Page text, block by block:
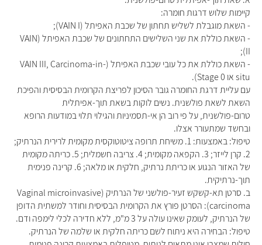
קיימות שלוש דרגות חומרה:
- השאת מוגבלת לשליש תחתון של שכבת האפיתל (VAIN I);
- השאת כוללת את שני השלישים התחתונים של שכבת האפיתל (VAIN
II);
- השאת כוללת את כל עובי שכבת האפיתל (VAIN III, Carcinoma-in-
situ או Stage 0).
עם עליית דרגת החומרה גובר הסיכון לפריצת הקרומית הבסיסית והפיכת
השאת לשאת פולשנית. נשים לוקות בשאת תוך-אפיתלית
טרום-פולשנית, על פי רוב הן אי-תסמיניות והגילוי תלוי במודעות הרופא
ובחשד שמתעורר אצלו.
טיפול: באמצעות: 1. משיחת תרופה ציטוטוקסית מקומית לרירית הנרתיק;
2. קרן לייזר; 3. הקפאה מקומית; 4. צריבה חשמלית; 5. כריתה מקומית
של האזור הנגוע או כריתת נרתיק, חלקית או מלאה; 6. קרינה פנימית
תוך-נרתיקית.
ב. סרטן תא-קשקש זעיר-פולשני של הנרתיק (Vaginal microinvasive
carcinoma): הסרטן פורץ את הקרומית הבסיסית וחודר למשתית הדופן
של הנרתיק, לעומק שאינו עולה על 3 מ"מ, ללא חדירה לכלי לימפה ודם.
טיפול: הבחירה היא ניתוח לשם כריתה חלקית או שלמה של הנרתיק.